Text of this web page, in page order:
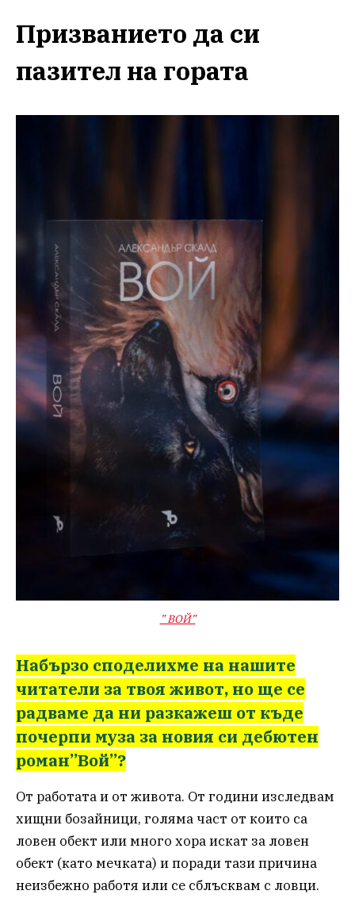
Призванието да си
пазител на гората
” ВОЙ”
Набързо споделихме на нашите
читатели за твоя живот, но ще се
радваме да ни разкажеш от къде
почерпи муза за новия си дебютен
роман”Вой”?
От работата и от живота. От години изследвам
хищни бозайници, голяма част от които са
ловен обект или много хора искат за ловен
обект (като мечката) и поради тази причина
неизбежно работя или се сблъсквам с ловци.